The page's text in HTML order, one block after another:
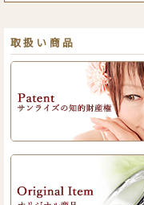
取扱い商品